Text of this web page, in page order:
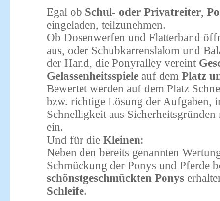
Egal ob Schul- oder Privatreiter,
eingeladen, teilzunehmen.
Ob Dosenwerfen und Flatterband
aus, oder Schubkarrenslalom und
der Hand, die Ponyralley vereint
Gelassenheitsspiele auf dem Platz
Bewertet werden auf dem Platz
bzw. richtige Lösung der Aufgaben,
Schnelligkeit aus
ein.
Und für die Kleinen:
Neben den bereits genannten
Schmückung der Ponys und Pferde
schönstgeschmückten Ponys
Schleife.